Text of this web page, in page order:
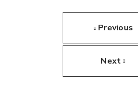
Previous
Next